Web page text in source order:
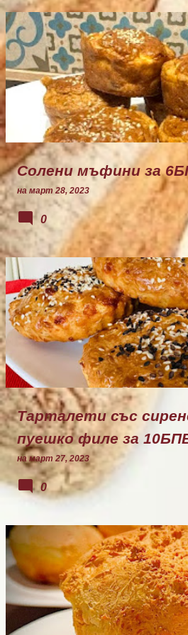
Солени мъфини за
на март 28, 2023
0
Тарталети със
пуешко филе за
на март 27, 2023
0